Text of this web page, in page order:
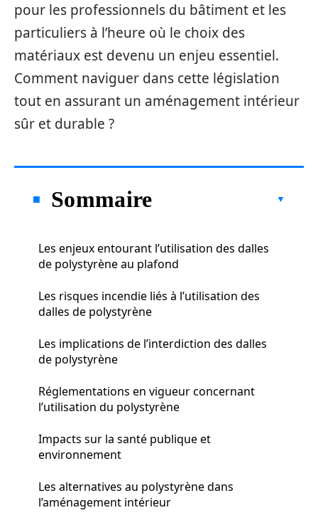
pour les professionnels du bâtiment et les
particuliers à l’heure où le choix des
matériaux est devenu un enjeu essentiel.
Comment naviguer dans cette législation
tout en assurant un aménagement intérieur
sûr et durable ?
Sommaire
Les enjeux entourant l’utilisation des dalles
de polystyrène au plafond
Les risques incendie liés à l’utilisation des
dalles de polystyrène
Les implications de l’interdiction des dalles
de polystyrène
Réglementations en vigueur concernant
l’utilisation du polystyrène
Impacts sur la santé publique et
environnement
Les alternatives au polystyrène dans
l’aménagement intérieur